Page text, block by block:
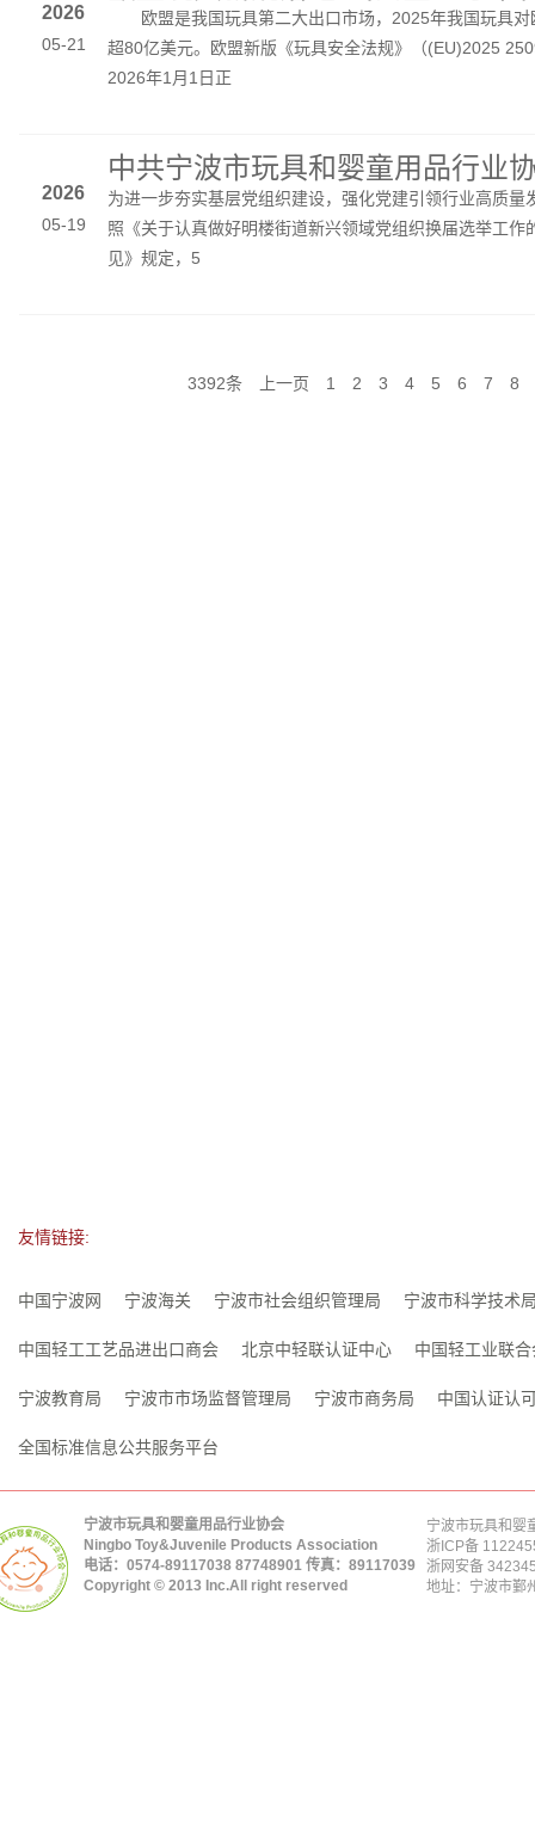
2026
05-21
欧盟是我国玩具第二大出口市场，2025年我国玩具对
超80亿美元。欧盟新版《玩具安全法规》（(EU)2025
2026年1月1日正
2026
05-19
为进一步夯实基层党组织建设，强化党建引领行业高质量
照《关于认真做好明楼街道新兴领域党组织换届选举工作
见》规定，5
3392条 上一页 1 2 3 4 5 6 7 8
友情链接:
中国宁波网 宁波海关 宁波市社会组织管理局 宁波市科学技术
中国轻工工艺品进出口商会 北京中轻联认证中心 中国轻工业联合
宁波教育局 宁波市市场监督管理局 宁波市商务局 中国认证认
全国标准信息公共服务平台
宁波市玩具和婴童用品行业协会
Ningbo Toy&Juvenile Products Association
电话：0574-89117038 87748901 传真：89117039
Copyright © 2013 Inc.All right reserved
宁波市玩具和婴
浙ICP备
浙网安备
地址：宁波市鄞